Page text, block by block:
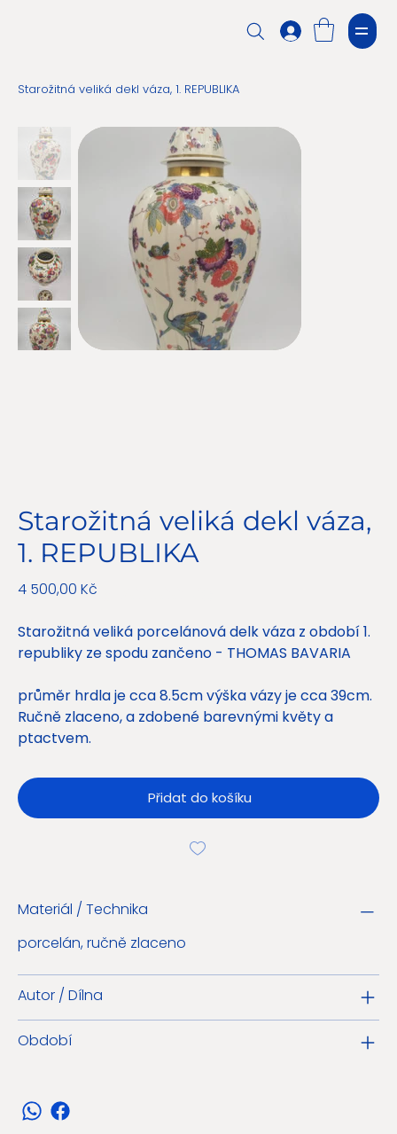
Starožitná veliká dekl váza, 1. REPUBLIKA
Starožitná veliká dekl váza,
1. REPUBLIKA
Původní
cena
4 500,00 Kč
Starožitná veliká porcelánová delk váza z období 1.
republiky ze spodu zančeno - THOMAS BAVARIA
průměr hrdla je cca 8.5cm výška vázy je cca 39cm.
Ručně zlaceno, a zdobené barevnými květy a
ptactvem.
Přidat do košíku
Materiál / Technika
porcelán, ručně zlaceno
Autor / Dílna
Období